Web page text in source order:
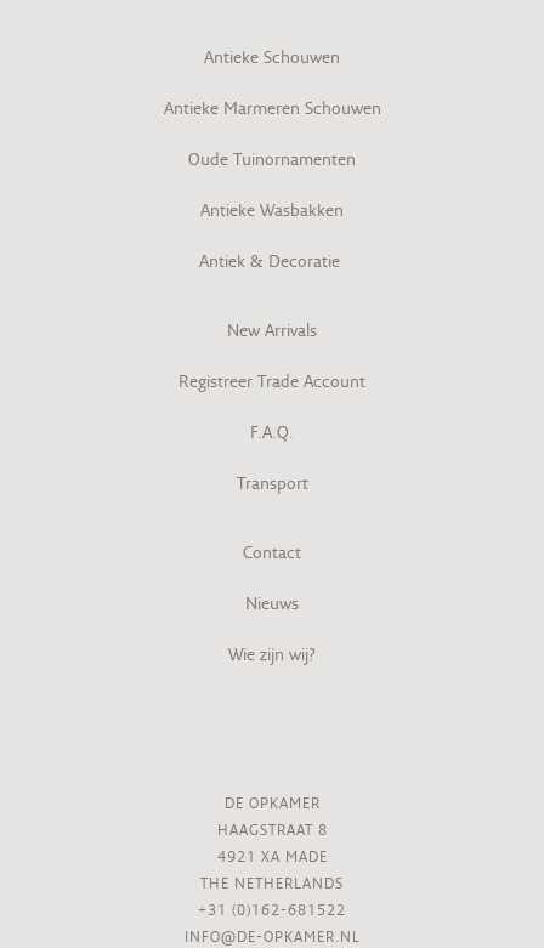
Antieke Schouwen
Antieke Marmeren Schouwen
Oude Tuinornamenten
Antieke Wasbakken
Antiek & Decoratie
New Arrivals
Registreer Trade Account
F.A.Q.
Transport
Contact
Nieuws
Wie zijn wij?
DE OPKAMER
HAAGSTRAAT 8
4921 XA MADE
THE NETHERLANDS
+31 (0)162-681522
INFO@DE-OPKAMER.NL